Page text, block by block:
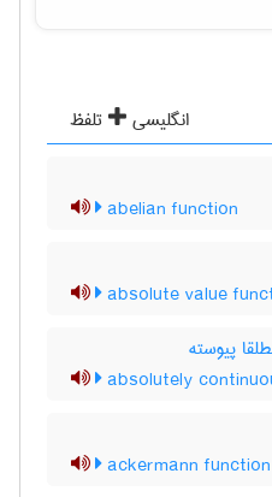
انگلیسی
تلفظ
abelian function
absolute value
پیوسته
absolutely
ackermann function